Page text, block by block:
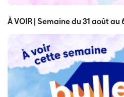
À VOIR | Semaine du 31 août